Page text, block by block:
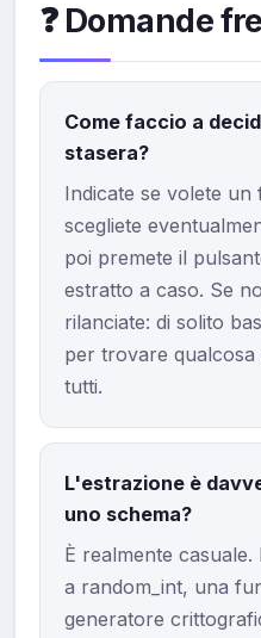
❓ Domande
Come faccio a
stasera?
Indicate se volete un
scegliete
poi premete il
estratto a caso. Se
rilanciate: di solito
per trovare
tutti.
L'estrazione è
uno schema?
È realmente
a random_int, una
generatore